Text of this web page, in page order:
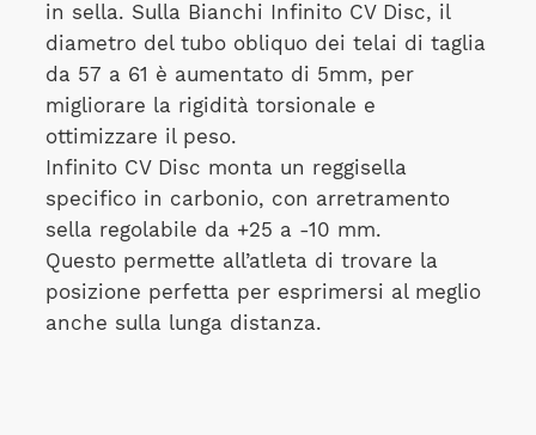
in sella. Sulla Bianchi Infinito CV Disc, il
diametro del tubo obliquo dei telai di taglia
da 57 a 61 è aumentato di 5mm, per
migliorare la rigidità torsionale e
ottimizzare il peso.
Infinito CV Disc monta un reggisella
specifico in carbonio, con arretramento
sella regolabile da +25 a -10 mm.
Questo permette all’atleta di trovare la
posizione perfetta per esprimersi al meglio
anche sulla lunga distanza.